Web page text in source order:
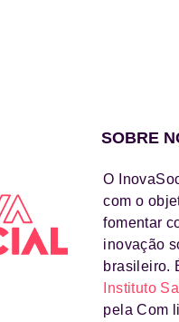
SOBRE
O
com o
fomentar
inovação
brasileiro.
Instituto
pela Com